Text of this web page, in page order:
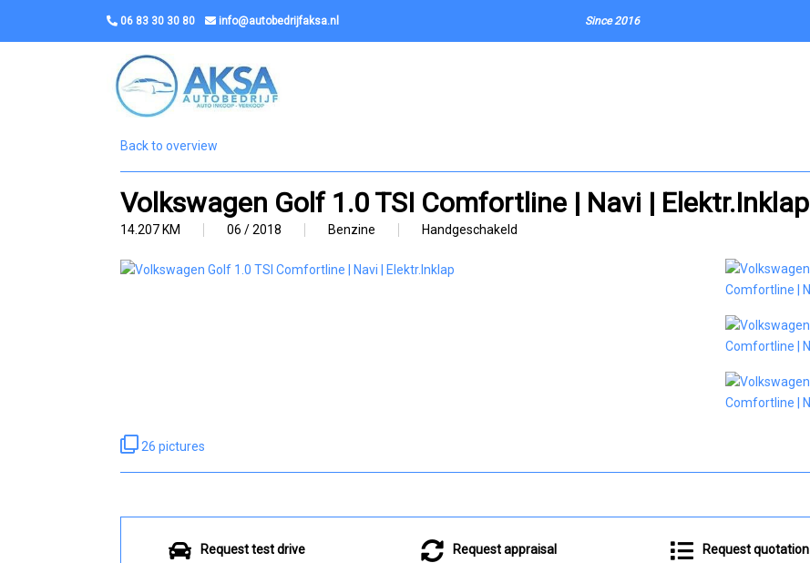
06 83 30 30 80 info@autobedrijfaksa.nl Since 2016
Back to overview
Volkswagen Golf 1.0 TSI Comfortline | Navi | Elektr.Inklap
14.207 KM 06 / 2018 Benzine Handgeschakeld
26 pictures
Request test drive Request appraisal Request quotation